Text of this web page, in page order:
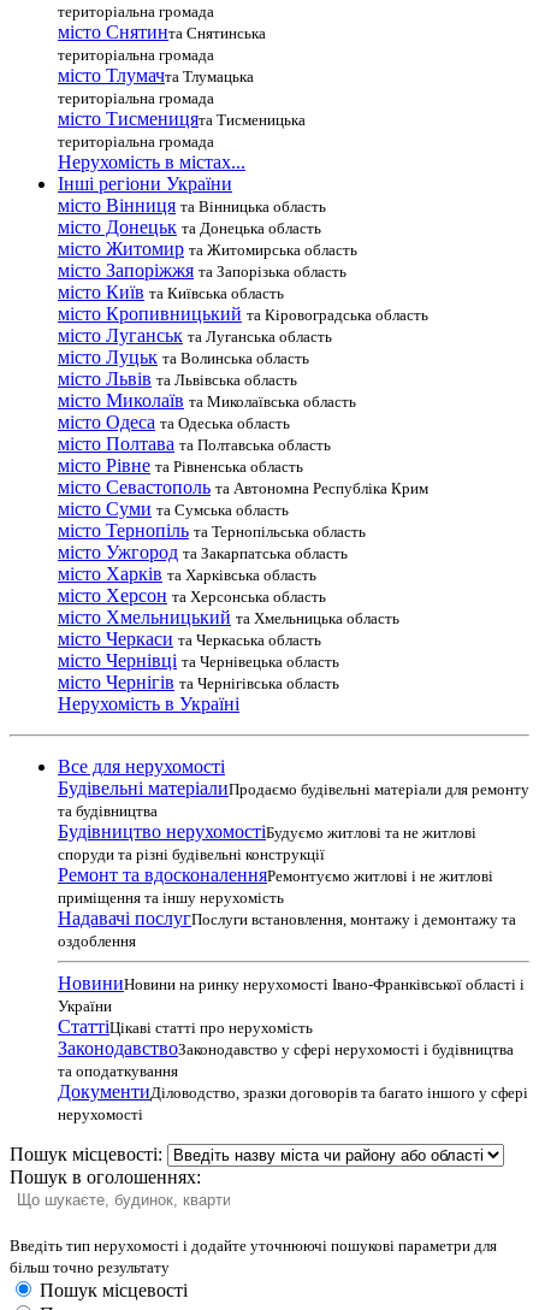
територіальна громада
місто Снятинта Снятинська
територіальна громада
місто Тлумачта Тлумацька
територіальна громада
місто Тисменицята Тисменицька
територіальна громада
Нерухомість в містах...
Інші регіони України
місто Вінниця та Вінницька область
місто Донецьк та Донецька область
місто Житомир та Житомирська область
місто Запоріжжя та Запорізька область
місто Київ та Київська область
місто Кропивницький та Кіровоградська область
місто Луганськ та Луганська область
місто Луцьк та Волинська область
місто Львів та Львівська область
місто Миколаїв та Миколаївська область
місто Одеса та Одеська область
місто Полтава та Полтавська область
місто Рівне та Рівненська область
місто Севастополь та Автономна Республіка Крим
місто Суми та Сумська область
місто Тернопіль та Тернопільська область
місто Ужгород та Закарпатська область
місто Харків та Харківська область
місто Херсон та Херсонська область
місто Хмельницький та Хмельницька область
місто Черкаси та Черкаська область
місто Чернівці та Чернівецька область
місто Чернігів та Чернігівська область
Нерухомість в Україні
Все для нерухомості
Будівельні матеріалиПродаємо будівельні матеріали для ремонту
та будівництва
Будівництво нерухомостіБудуємо житлові та не житлові
споруди та різні будівельні конструкції
Ремонт та вдосконаленняРемонтуємо житлові і не житлові
приміщення та іншу нерухомість
Надавачі послугПослуги встановлення, монтажу і демонтажу та
оздоблення
НовиниНовини на ринку нерухомості Івано-Франківської області і
України
СтаттіЦікаві статті про нерухомість
ЗаконодавствоЗаконодавство у сфері нерухомості і будівництва
та оподаткування
ДокументиДіловодство, зразки договорів та багато іншого у сфері
нерухомості
Пошук місцевості:
Пошук в оголошеннях:
Введіть тип нерухомості і додайте уточнюючі пошукові параметри для
більш точно результату
Пошук місцевості